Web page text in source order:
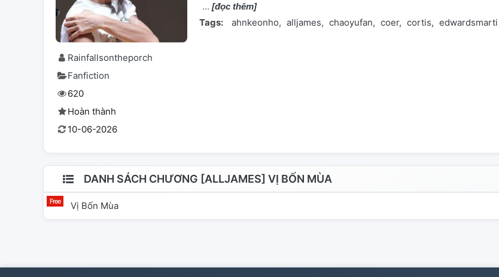
Rainfallsontheporch
Fanfiction
620
Hoàn thành
10-06-2026
[đọc thêm]
Tags: ahnkeonho alljames chaoyufan coer cortis edwardsmartin
DANH SÁCH CHƯƠNG [ALLJAMES] VỊ BỐN MÙA
Vị Bốn Mùa